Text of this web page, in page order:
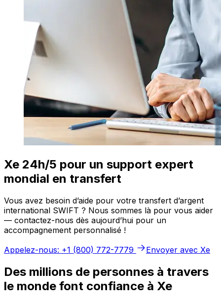
Xe 24h/5 pour un support expert
mondial en transfert
Vous avez besoin d’aide pour votre transfert d’argent
international SWIFT ? Nous sommes là pour vous aider
— contactez-nous dès aujourd’hui pour un
accompagnement personnalisé !
Appelez-nous: +1 (800) 772-7779
Envoyer avec Xe
Des millions de personnes à travers
le monde font confiance à Xe